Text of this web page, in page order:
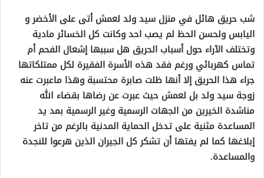
شب حريق هائل في منزل سيد ولد لعمش أتى على الأخضر و
اليابس ولحسن الحظ لم يصب احد وكانت كل الخسائر مادية
وتختلف الآراء حول أسباب الحريق هل سببها إشعال الفحم أم
تماس كهربائي ورغم فقد هذه الأسرة الفقيرة لكل ممتلكاتها
جراء هذا الحريق إلا أنها ظلت صابرة محتسبة وهذا ماعبرت عنه
زوجة سيد ولد بل لعمش حيث عبرت عن رضاها بقضاء الله
مناشدة الخيرين من الجهات الرسمية وغير الرسمية بمد يد
المساعدة مثنية على تدخل الحماية المدنية بالرغم من تاخر
إبلاغها كما لم يفتها أن تشكر كل الجيران الذين هرعوا للنجدة
والمساعدة.